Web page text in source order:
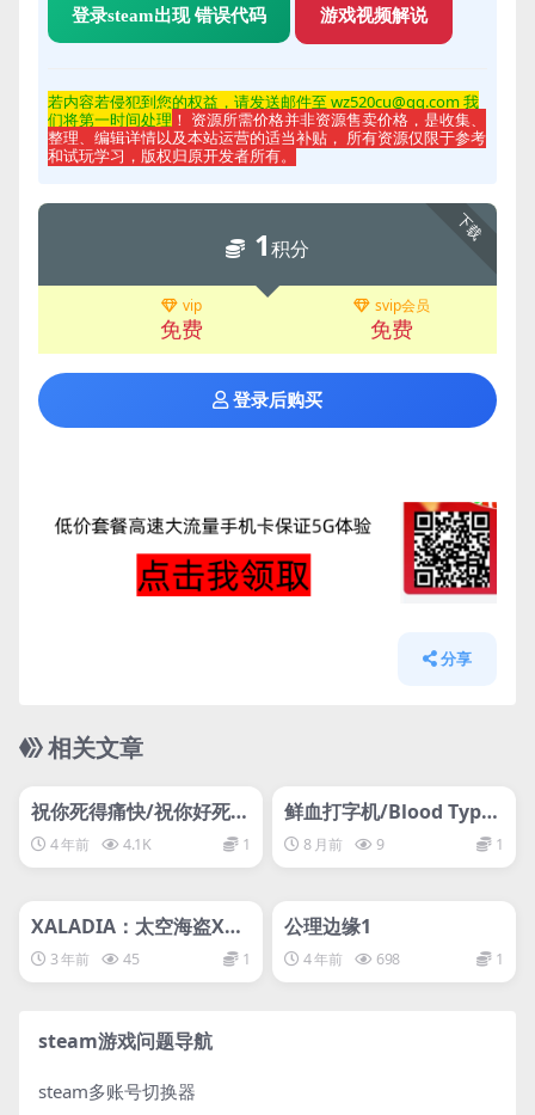
登录steam出现 错误代码 游戏视频解说
若内容若侵犯到您的权益，请发送邮件至 wz520cu@qq.com 我
们将第一时间处理 ！ 资源所需价格并非资源售卖价格，是收集、
整理、编辑详情以及本站运营的适当补贴， 所有资源仅限于参考
和试玩学习，版权归原开发者所有。
下载
1积分
vip
免费
svip会员
免费
登录后购买
分享
相关文章
网盘下载游戏
祝你死得痛快/祝你好死/
Have a Nice Death
4 年前 4.1K 1
网盘下载游戏
鲜血打字机/Blood Typer
s 8 月前 9 1
网盘下载游戏
XALADIA：太空海盗X2
的崛起/XALADIA: Rise o
f the Space Pirates X2
3 年前 45 1
公理边缘1
4 年前 698 1
steam游戏问题导航
steam多账号切换器